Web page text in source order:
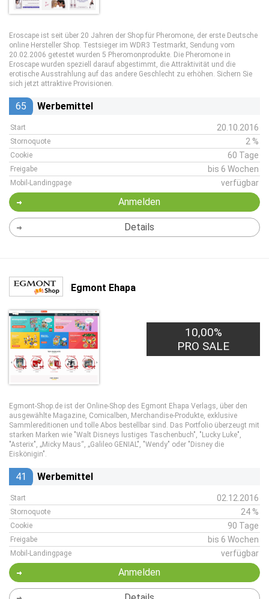
Eroscape ist seit über 20 Jahren der Shop für Pheromone, der erste Deutsche
online Hersteller Shop. Testsieger im WDR3 Testmarkt, Sendung vom
20.02.2006 getestet wurden 5 Pheromonprodukte. Die Pheromone in
Eroscape wurden speziell darauf abgestimmt, die Attraktivität und die
erotische Ausstrahlung auf das andere Geschlecht zu erhöhen. Sichern Sie
sich jetzt attraktive Provisionen.
65 Werbemittel
Start 20.10.2016
Stornoquote 2 %
Cookie 60 Tage
Freigabe bis 6 Wochen
Mobil-Landingpage verfügbar
Anmelden
Details
Egmont Ehapa
10,00%
PRO SALE
Egmont-Shop.de ist der Online-Shop des Egmont Ehapa Verlags, über den
ausgewählte Magazine, Comicalben, Merchandise-Produkte, exklusive
Sammlereditionen und tolle Abos bestellbar sind. Das Portfolio überzeugt mit
starken Marken wie "Walt Disneys lustiges Taschenbuch", "Lucky Luke",
"Asterix", „Micky Maus“, „Galileo GENIAL", "Wendy" oder "Disney die
Eiskönigin".
41 Werbemittel
Start 02.12.2016
Stornoquote 24 %
Cookie 90 Tage
Freigabe bis 6 Wochen
Mobil-Landingpage verfügbar
Anmelden